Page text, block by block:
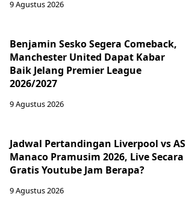
9 Agustus 2026
Benjamin Sesko Segera Comeback,
Manchester United Dapat Kabar
Baik Jelang Premier League
2026/2027
9 Agustus 2026
Jadwal Pertandingan Liverpool vs AS
Manaco Pramusim 2026, Live Secara
Gratis Youtube Jam Berapa?
9 Agustus 2026